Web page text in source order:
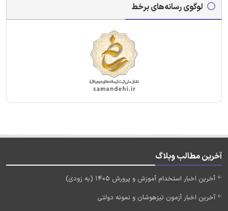
لوگوی رسانه‌های برخط
آخرین مطالب وبلاگ
آخرین اخبار استخدام آموزش و پرورش 1405 (به زودی)
آخرین اخبار آزمون تیزهوشان و نمونه دولتی